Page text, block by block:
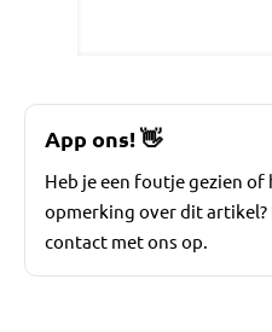
App ons!👋
Heb je een foutje gezien of
opmerking over dit artikel?
contact met ons op.